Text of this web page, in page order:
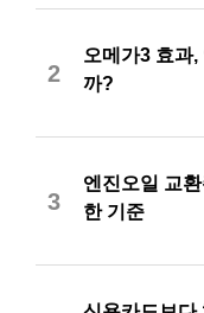
2
오메가3 효과
까?
3
엔진오일 교
한 기준